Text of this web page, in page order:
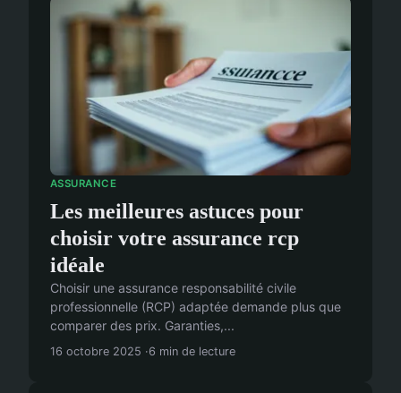
ASSURANCE
Les meilleures astuces pour
choisir votre assurance rcp
idéale
Choisir une assurance responsabilité civile
professionnelle (RCP) adaptée demande plus que
comparer des prix. Garanties,...
16 octobre 2025 6 min de lecture